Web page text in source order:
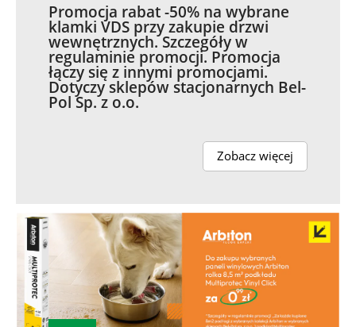
Promocja rabat -50% na wybrane
klamki VDS przy zakupie drzwi
wewnętrznych. Szczegóły w
regulaminie promocji. Promocja
łączy się z innymi promocjami.
Dotyczy sklepów stacjonarnych Bel-
Pol Sp. z o.o.
Zobacz więcej